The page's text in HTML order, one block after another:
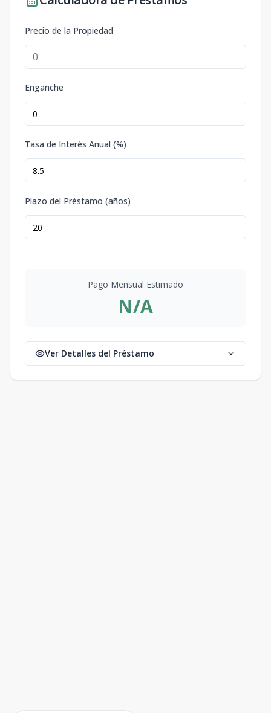
Precio de la Propiedad
Enganche
Tasa de Interés Anual (%)
Plazo del Préstamo (años)
Pago Mensual Estimado
N/A
Ver Detalles del Préstamo